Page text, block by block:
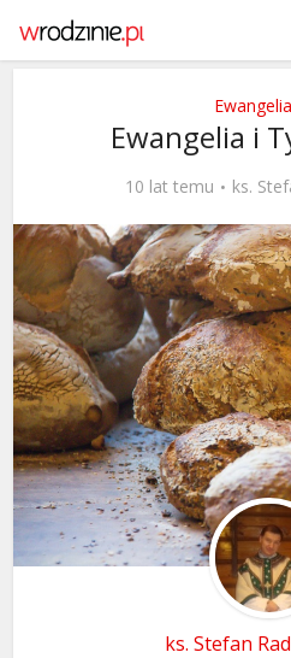
Ewangelia i
10 lat temu ks.
ks. Stefan